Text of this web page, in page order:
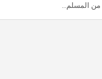
من المسلم…